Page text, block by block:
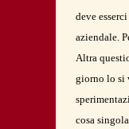
deve
aziendale.
Altra
giorno lo si
cosa